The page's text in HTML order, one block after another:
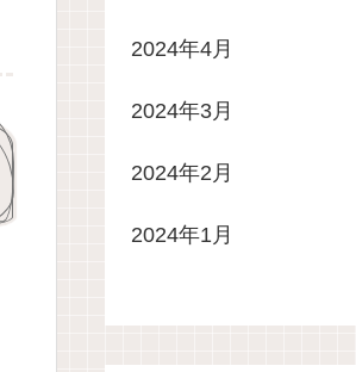
2024年4月
2024年3月
2024年2月
2024年1月